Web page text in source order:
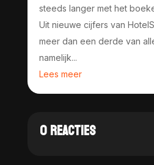
steeds langer met het
Uit nieuwe cijfers van
meer dan een derde van
namelijk...
Lees meer
0 REACTIES